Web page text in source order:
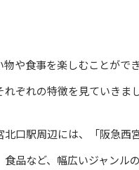
や食事を楽しむことがで
ぞれの特徴を見ていきまし
口駅周辺には、「阪急西
品など、幅広いジャンル